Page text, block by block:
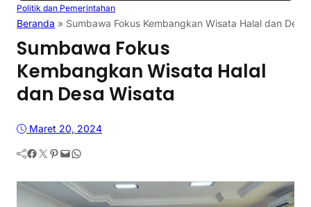
Politik dan Pemerintahan
Beranda » Sumbawa Fokus Kembangkan Wisata Halal dan Desa
Sumbawa Fokus
Kembangkan Wisata Halal
dan Desa Wisata
Maret 20, 2024
Facebook Twitter Pinterest Mail WhatsApp